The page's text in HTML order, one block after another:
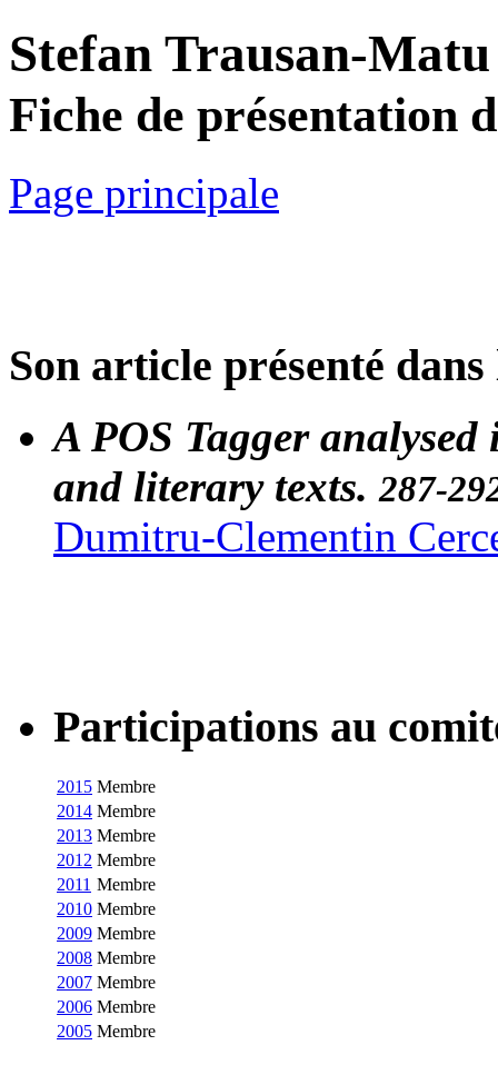
Stefan Trausan-Matu
Fiche de présentation
Page principale
Son article présenté
A POS Tagger
and literary texts.287-
Dumitru-Clementin
Participations au
2015 Membre
2014 Membre
2013 Membre
2012 Membre
2011 Membre
2010 Membre
2009 Membre
2008 Membre
2007 Membre
2006 Membre
2005 Membre